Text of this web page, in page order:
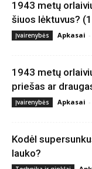
1943 metų
šiuos lėktuvus?
Įvairenybės Apkasai -
1943 metų
priešas ar
Įvairenybės Apkasai -
Kodėl
lauko?